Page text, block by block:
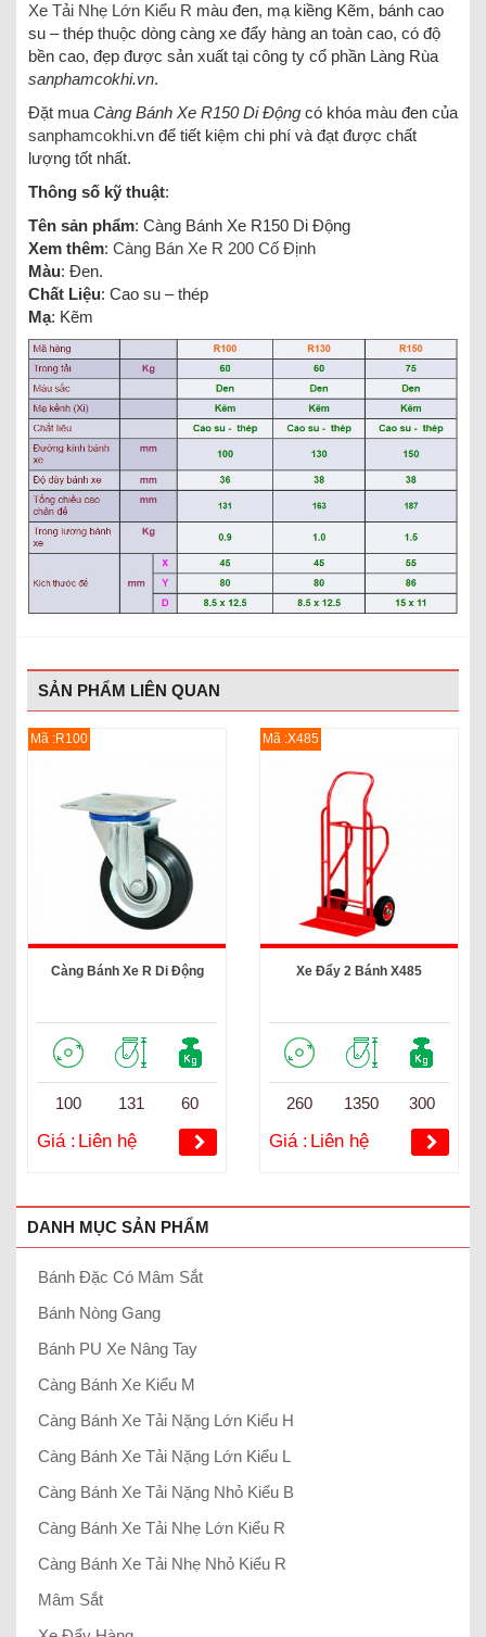
Xe Tải Nhẹ Lớn Kiểu R màu đen, mạ kiềng Kẽm, bánh cao
su – thép thuộc dòng càng xe đẩy hàng an toàn cao, có độ
bền cao, đẹp được sản xuất tại công ty cổ phần Làng Rùa
sanphamcokhi.vn.
Đặt mua Càng Bánh Xe R150 Di Động có khóa màu đen của
sanphamcokhi.vn để tiết kiệm chi phí và đạt được chất
lượng tốt nhất.
Thông số kỹ thuật:
Tên sản phẩm: Càng Bánh Xe R150 Di Động
Xem thêm: Càng Bán Xe R 200 Cố Định
Màu: Đen.
Chất Liệu: Cao su – thép
Mạ: Kẽm
SẢN PHẨM LIÊN QUAN
Mã :R100
Càng Bánh Xe R Di Động
100 131 60
Giá : Liên hệ
Mã :X485
Xe Đẩy 2 Bánh X485
260 1350 300
Giá : Liên hệ
DANH MỤC SẢN PHẨM
Bánh Đặc Có Mâm Sắt
Bánh Nòng Gang
Bánh PU Xe Nâng Tay
Càng Bánh Xe Kiểu M
Càng Bánh Xe Tải Nặng Lớn Kiểu H
Càng Bánh Xe Tải Nặng Lớn Kiểu L
Càng Bánh Xe Tải Nặng Nhỏ Kiểu B
Càng Bánh Xe Tải Nhẹ Lớn Kiểu R
Càng Bánh Xe Tải Nhẹ Nhỏ Kiểu R
Mâm Sắt